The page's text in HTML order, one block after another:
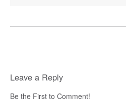
Leave a Reply
Be the First to Comment!